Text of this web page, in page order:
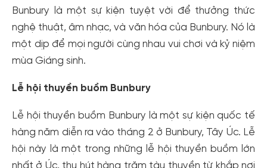
Bunbury là một sự kiện tuyệt vời để thưởng thức
nghệ thuật, âm nhạc, và văn hóa của Bunbury. Nó là
một dịp để mọi người cùng nhau vui chơi và kỷ niệm
mùa Giáng sinh.
Lễ hội thuyền buồm Bunbury
Lễ hội thuyền buồm Bunbury là một sự kiện quốc tế
hàng năm diễn ra vào tháng 2 ở Bunbury, Tây Úc. Lễ
hội này là một trong những lễ hội thuyền buồm lớn
nhất ở Úc, thu hút hàng trăm tàu thuyền từ khắp nơi